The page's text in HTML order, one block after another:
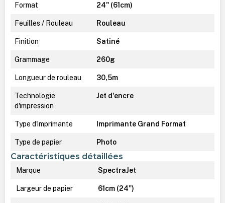
Format 24" (61cm)
Feuilles / Rouleau Rouleau
Finition Satiné
Grammage 260g
Longueur de rouleau 30,5m
Technologie
d'impression
Jet d'encre
Type d'imprimante Imprimante Grand Format
Type de papier Photo
Caractéristiques détaillées
Marque SpectraJet
Largeur de papier 61cm (24")